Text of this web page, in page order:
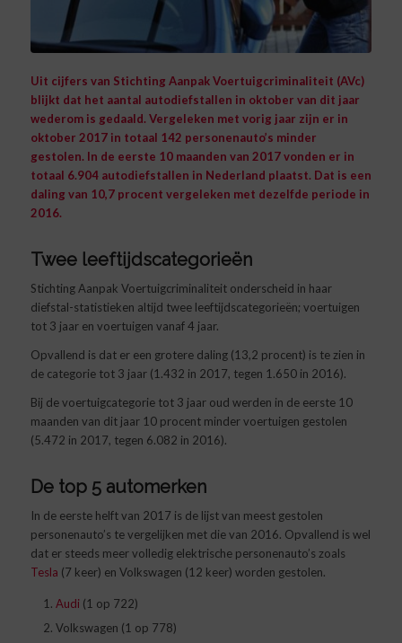
Uit cijfers van Stichting Aanpak Voertuigcriminaliteit (AVc)
blijkt dat het aantal autodiefstallen in oktober van dit jaar
wederom is gedaald. Vergeleken met vorig jaar zijn er in
oktober 2017 in totaal 142 personenauto’s minder
gestolen. In de eerste 10 maanden van 2017 vonden er in
totaal 6.904 autodiefstallen in Nederland plaatst. Dat is een
daling van 10,7 procent vergeleken met dezelfde periode in
2016.
Twee leeftijdscategorieën
Stichting Aanpak Voertuigcriminaliteit onderscheid in haar
diefstal-statistieken altijd twee leeftijdscategorieën; voertuigen
tot 3 jaar en voertuigen vanaf 4 jaar.
Opvallend is dat er een grotere daling (13,2 procent) is te zien in
de categorie tot 3 jaar (1.432 in 2017, tegen 1.650 in 2016).
Bij de voertuigcategorie tot 3 jaar oud werden in de eerste 10
maanden van dit jaar 10 procent minder voertuigen gestolen
(5.472 in 2017, tegen 6.082 in 2016).
De top 5 automerken
In de eerste helft van 2017 is de lijst van meest gestolen
personenauto’s te vergelijken met die van 2016. Opvallend is wel
dat er steeds meer volledig elektrische personenauto’s zoals
Tesla (7 keer) en Volkswagen (12 keer) worden gestolen.
Audi(1 op 722)
Volkswagen (1 op 778)